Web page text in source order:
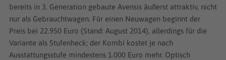
bereits in 3. Generation gebaute Avensis äußerst attraktiv, nicht
nur als Gebrauchtwagen. Für einen Neuwagen beginnt der
Preis bei 22.950 Euro (Stand: August 2014), allerdings für die
Variante als Stufenheck; der Kombi kostet je nach
Ausstattungsstufe mindestens 1.000 Euro mehr. Optisch